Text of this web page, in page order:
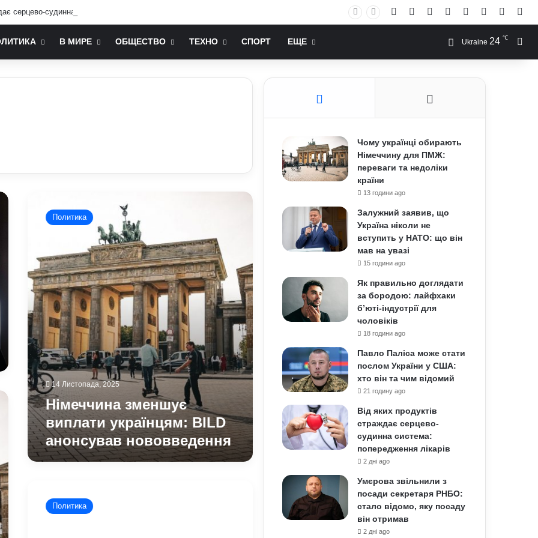
серцево-судинна система: попередження лікарів Facebook YouTubeInstagram
RSS Log In
В МИРЕ ОБЩЕСТВО ТЕХНО СПОРТ ЕЩЕ Ukraine 24 ℃
зменшує
виплати
анонсував
нововведення
Политика
14 Листопада, 2025
Німеччина зменшує
виплати українцям: BILD
анонсував нововведення
планує
«повернути
Политика
Чому українці обирають
Німеччину для ПМЖ:
переваги та недоліки
країни
13 години ago
Залужний заявив, що
Україна ніколи не
вступить у НАТО: що він
мав на увазі
15 години ago
Як правильно доглядати
за бородою: лайфхаки
б’юті-індустрії для
чоловіків
18 години ago
Павло Паліса може стати
послом України у США:
хто він та чим відомий
21 годину ago
Від яких продуктів
страждає серцево-
судинна система:
попередження лікарів
2 дні ago
Умєрова звільнили з
посади секретаря РНБО:
стало відомо, яку посаду
він отримав
2 дні ago